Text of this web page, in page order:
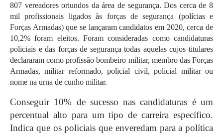
807 vereadores oriundos da área de segurança. Dos cerca de 8
mil profissionais ligados às forças de segurança (polícias e
Forças Armadas) que se lançaram candidatos em 2020, cerca de
10,2% foram eleitos. Foram consideradas como candidaturas
policiais e das forças de segurança todas aquelas cujos titulares
declararam como profissão bombeiro militar, membro das Forças
Armadas, militar reformado, policial civil, policial militar ou
nome na urna de cunho militar.
Conseguir 10% de sucesso nas candidaturas é um
percentual alto para um tipo de carreira específico.
Indica que os policiais que enveredam para a política